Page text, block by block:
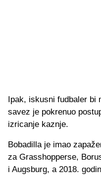
Ipak, iskusni fudbaler bi
savez je pokrenuo
izricanje kaznje.
Bobadilla je imao
za Grasshopperse,
i Augsburg, a 2018.